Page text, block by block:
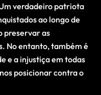
verdadeiro patriota
ao longo de
preservar as
No entanto, também é
e a injustiça em todas
posicionar contra o